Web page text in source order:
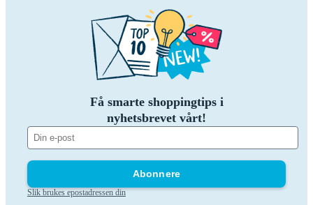
Få smarte shoppingtips i
nyhetsbrevet vårt!
Abonnere
Slik brukes epostadressen din